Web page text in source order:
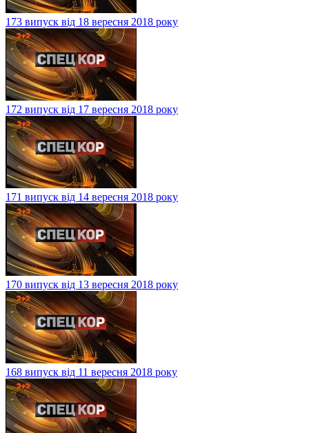
173 випуск від 18 вересня 2018 року
172 випуск від 17 вересня 2018 року
171 випуск від 14 вересня 2018 року
170 випуск від 13 вересня 2018 року
168 випуск від 11 вересня 2018 року